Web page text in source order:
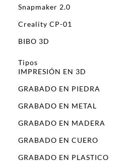
Snapmaker 2.0
Creality CP-01
BIBO 3D
Tipos
IMPRESIÓN EN 3D
GRABADO EN PIEDRA
GRABADO EN METAL
GRABADO EN MADERA
GRABADO EN CUERO
GRABADO EN PLASTICO